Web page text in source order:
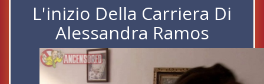
L'inizio Della Carriera Di
Alessandra Ramos